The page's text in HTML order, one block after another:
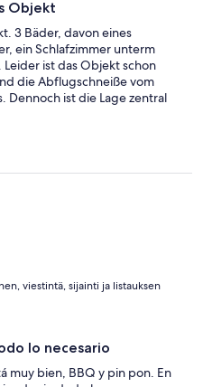
Objekt
3 Bäder, davon eines
ein Schlafzimmer unterm
ist das Objekt schon
die Abflugschneiße vom
Dennoch ist die Lage zentral
nächste Restaurant
viestintä, sijainti ja listauksen
lo necesario
muy bien, BBQ y pin pon. En